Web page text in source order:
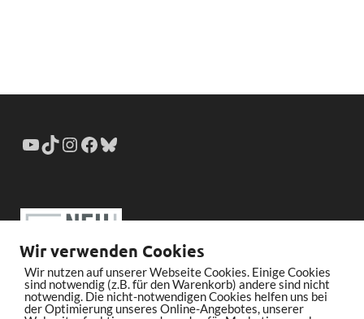
Wir verwenden Cookies
Wir nutzen auf unserer Webseite Cookies. Einige Cookies
sind notwendig (z.B. für den Warenkorb) andere sind nicht
notwendig. Die nicht-notwendigen Cookies helfen uns bei
der Optimierung unseres Online-Angebotes, unserer